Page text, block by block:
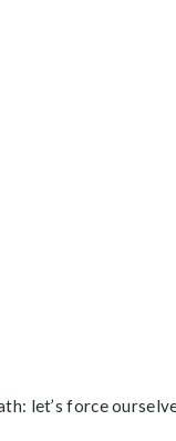
let’s force